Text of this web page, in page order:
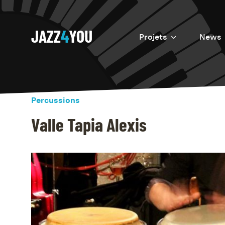
JAZZ4YOU Projets
Introduction
Resurrection
News
Percussions
Valle Tapia Alexis